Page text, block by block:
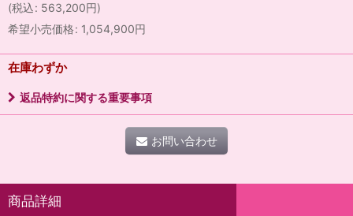
(税込: 563,200円)
希望小売価格: 1,054,900円
在庫わずか
返品特約に関する重要事項
お問い合わせ
商品詳細